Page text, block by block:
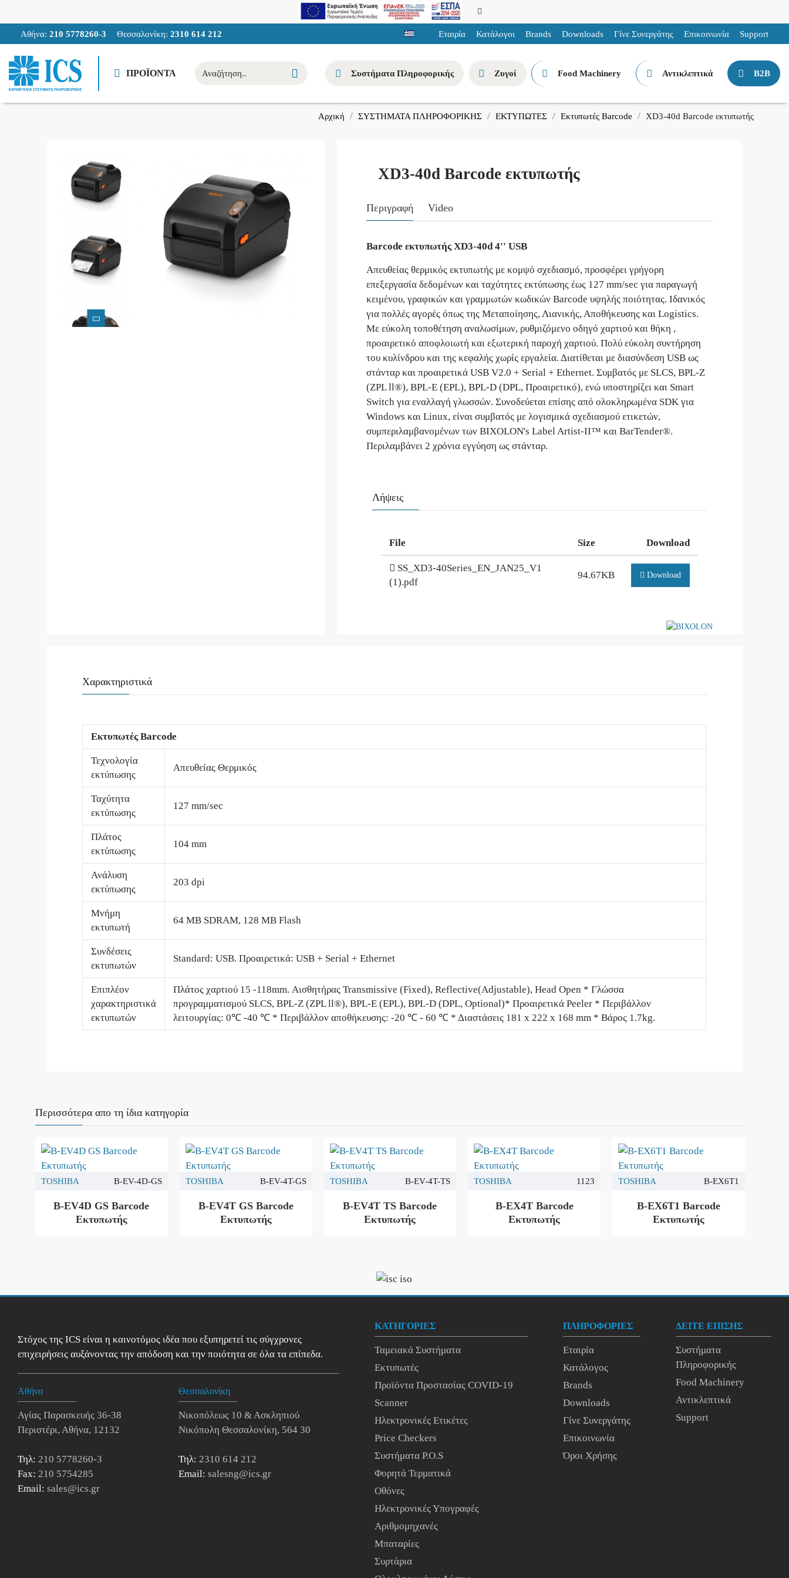
Αθήνα: 210 5778260-3 Θεσσαλονίκη: 2310 614 212 Εταιρία Κατάλογοι Brands Downloads Γίνε Συνεργάτης Επικοινωνία Support
ΠΡΟΪΟΝΤΑ Συστήματα Πληροφορικής Ζυγοί Food Machinery Αντικλεπτικά B2B
Αρχική ΣΥΣΤΗΜΑΤΑ ΠΛΗΡΟΦΟΡΙΚΗΣ ΕΚΤΥΠΩΤΕΣ Εκτυπωτές Barcode XD3-40d Barcode εκτυπωτής
XD3-40d Barcode εκτυπωτής
Λήψεις
File Size Download
SS_XD3-40Series_EN_JAN25_V1
(1).pdf
94.67KB Download
Περιγραφή Video
Barcode εκτυπωτής XD3-40d 4'' USB
Απευθείας θερμικός εκτυπωτής με κομψό σχεδιασμό, προσφέρει γρήγορη
επεξεργασία δεδομένων και ταχύτητες εκτύπωσης έως 127 mm/sec για παραγωγή
κειμένου, γραφικών και γραμμωτών κωδικών Barcode υψηλής ποιότητας. Ιδανικός
για πολλές αγορές όπως της Μεταποίησης, Λιανικής, Αποθήκευσης και Logistics.
Με εύκολη τοποθέτηση αναλωσίμων, ρυθμιζόμενο οδηγό χαρτιού και θήκη ,
προαιρετικό αποφλοιωτή και εξωτερική παροχή χαρτιού. Πολύ εύκολη συντήρηση
του κυλίνδρου και της κεφαλής χωρίς εργαλεία. Διατίθεται με διασύνδεση USB ως
στάνταρ και προαιρετικά USB V2.0 + Serial + Ethernet. Συμβατός με SLCS, BPL-Z
(ZPL ll®), BPL-E (EPL), BPL-D (DPL, Προαιρετικό), ενώ υποστηρίζει και Smart
Switch για εναλλαγή γλωσσών. Συνοδεύεται επίσης από ολοκληρωμένα SDK για
Windows και Linux, είναι συμβατός με λογισμικά σχεδιασμού ετικετών,
συμπεριλαμβανομένων των BIXOLON's Label Artist-II™ και BarTender®.
Περιλαμβάνει 2 χρόνια εγγύηση ως στάνταρ.
Χαρακτηριστικά
Εκτυπωτές Barcode
Τεχνολογία
εκτύπωσης
Απευθείας Θερμικός
Ταχύτητα
εκτύπωσης
127 mm/sec
Πλάτος
εκτύπωσης
104 mm
Ανάλυση
εκτύπωσης
203 dpi
Μνήμη
εκτυπωτή
64 MB SDRAM, 128 MB Flash
Συνδέσεις
εκτυπωτών
Standard: USB. Προαιρετικά: USB + Serial + Ethernet
Επιπλέον
χαρακτηριστικά
εκτυπωτών
Πλάτος χαρτιού 15 -118mm. Αισθητήρας Transmissive (Fixed), Reflective(Adjustable), Head Open * Γλώσσα
προγραμματισμού SLCS, BPL-Z (ZPL ll®), BPL-E (EPL), BPL-D (DPL, Optional)* Προαιρετικά Peeler * Περιβάλλον
λειτουργίας: 0℃ -40 ℃ * Περιβάλλον αποθήκευσης: -20 ℃ - 60 ℃ * Διαστάσεις 181 x 222 x 168 mm * Βάρος 1.7kg.
Περισσότερα απο τη ίδια κατηγορία
TOSHIBA B-EV-4D-GS
B-EV4D GS Barcode
Εκτυπωτής
TOSHIBA B-EV-4T-GS
B-EV4T GS Barcode
Εκτυπωτής
TOSHIBA B-EV-4T-TS
B-EV4T TS Barcode
Εκτυπωτής
TOSHIBA 1123
B-EX4T Barcode
Εκτυπωτής
TOSHIBA B-EX6T1
B-EX6T1 Barcode
Εκτυπωτής
Στόχος της ICS είναι η καινοτόμος ιδέα που εξυπηρετεί τις σύγχρονες
επιχειρήσεις αυξάνοντας την απόδοση και την ποιότητα σε όλα τα επίπεδα.
Αθήνα
Αγίας Παρασκευής 36-38
Περιστέρι, Αθήνα, 12132
Τηλ: 210 5778260-3
Fax: 210 5754285
Email: sales@ics.gr
Θεσσαλονίκη
Νικοπόλεως 10 & Ασκληπιού
Νικόπολη Θεσσαλονίκη, 564 30
Τηλ: 2310 614 212
Email: salesng@ics.gr
ΚΑΤΗΓΟΡΙΕΣ
Ταμειακά Συστήματα
Εκτυπωτές
Προϊόντα Προστασίας COVID-19
Scanner
Ηλεκτρονικές Ετικέτες
Price Checkers
Συστήματα P.O.S
Φορητά Τερματικά
Οθόνες
Ηλεκτρονικές Υπογραφές
Αριθμομηχανές
Μπαταρίες
Συρτάρια
ΠΛΗΡΟΦΟΡΙΕΣ
Εταιρία
Κατάλογος
Brands
Downloads
Γίνε Συνεργάτης
Επικοινωνία
Όροι Χρήσης
ΔΕΙΤΕ ΕΠΙΣΗΣ
Συστήματα
Πληροφορικής
Food Machinery
Αντικλεπτικά
Support